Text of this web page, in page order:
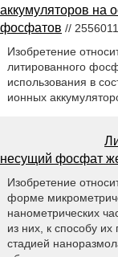
аккумуляторов на
фосфатов // 2556011
Изобретение
литированного
использования в
ионных
несущий фосфат
Изобретение
форме
нанометрических
из них, к способу их
стадией